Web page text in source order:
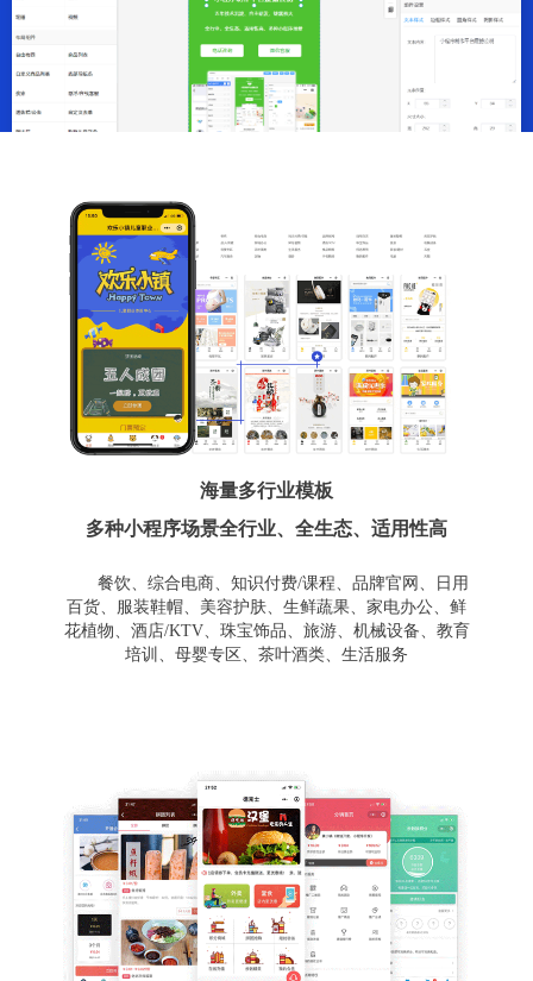
海量多行业模板
多种小程序场景全行业、全生态、适用性高
餐饮、综合电商、知识付费/课程、品牌官网、日用
百货、服装鞋帽、美容护肤、生鲜蔬果、家电办公、鲜
花植物、酒店/KTV、珠宝饰品、旅游、机械设备、教育
培训、母婴专区、茶叶酒类、生活服务